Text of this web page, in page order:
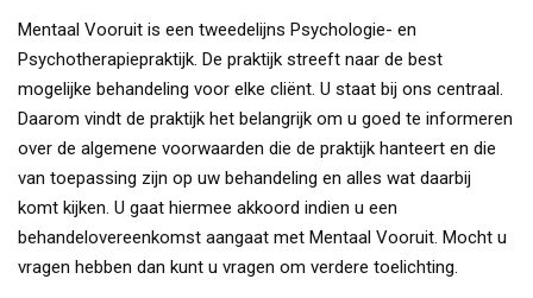
Mentaal Vooruit is een tweedelijns Psychologie- en
Psychotherapiepraktijk. De praktijk streeft naar de best
mogelijke behandeling voor elke cliënt. U staat bij ons centraal.
Daarom vindt de praktijk het belangrijk om u goed te informeren
over de algemene voorwaarden die de praktijk hanteert en die
van toepassing zijn op uw behandeling en alles wat daarbij
komt kijken. U gaat hiermee akkoord indien u een
behandelovereenkomst aangaat met Mentaal Vooruit. Mocht u
vragen hebben dan kunt u vragen om verdere toelichting.